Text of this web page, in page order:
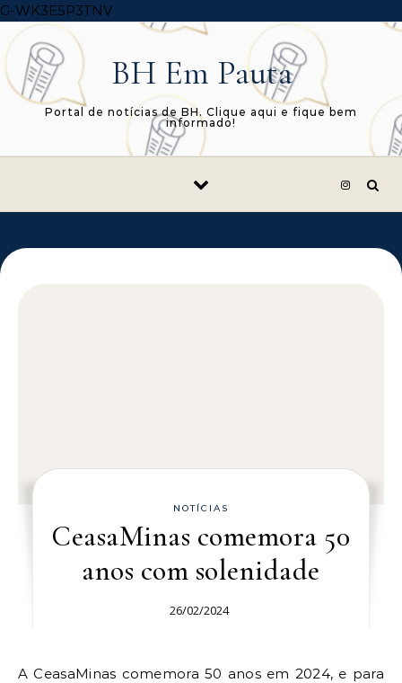
G-WK3E5P3TNVSkip to content
BH Em Pauta
Portal de notícias de BH. Clique aqui e fique bem
informado!
NOTÍCIAS
CeasaMinas comemora 50
anos com solenidade
26/02/2024
A CeasaMinas comemora 50 anos em 2024, e para